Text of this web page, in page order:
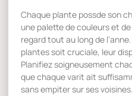
Chaque plante possde son
une palette de couleurs et
regard tout au long de
plantes soit cruciale, leur
Planifiez soigneusement
que chaque varit ait
sans empiter sur ses voisines.